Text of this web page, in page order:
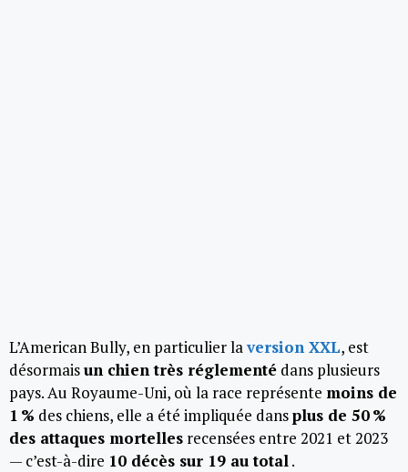
L’American Bully, en particulier laversion XXL, est
désormaisun chien très réglementé dans plusieurs
pays. Au Royaume-Uni, où la race représente moins de
1 % des chiens, elle a été impliquée dansplus de 50 %
des attaques mortelles recensées entre 2021 et 2023
— c’est-à-dire 10 décès sur 19 au total.